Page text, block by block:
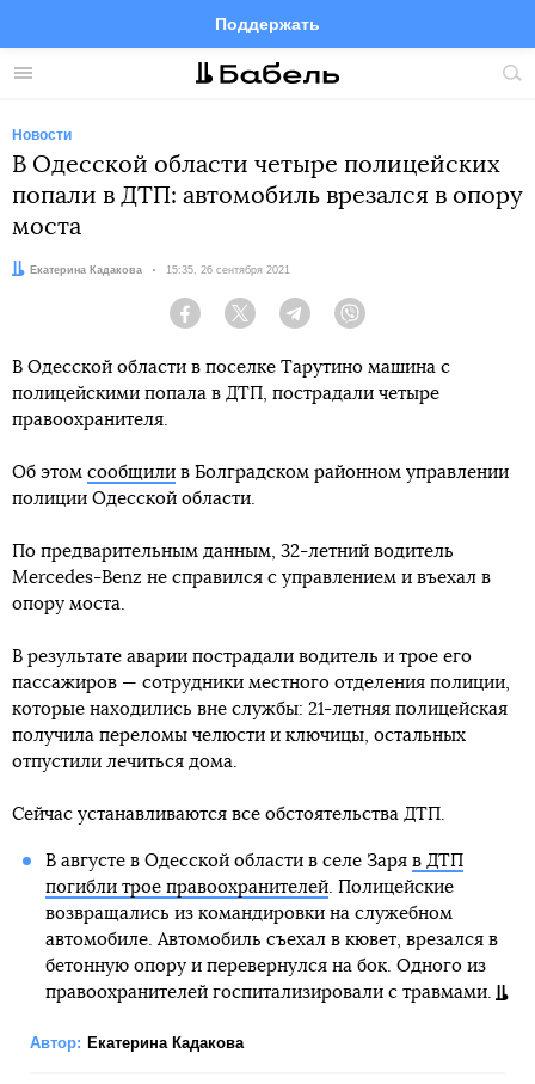
Меню
Поддержать
FacebookTelegramTwitter
Новости
В Одесской области четыре полицейских
попали в ДТП: автомобиль врезался в опору
моста
Автор:Екатерина Кадакова Дата:
15:35, 26 сентября 2021
Facebook Twitter Telegram
В Одесской области в поселке Тарутино машина с
полицейскими попала в ДТП, пострадали четыре
правоохранителя.
Об этом сообщили в Болградском районном управлении
полиции Одесской области.
По предварительным данным, 32-летний водитель
Mercedes-Benz не справился с управлением и въехал в
опору моста.
В результате аварии пострадали водитель и трое его
пассажиров — сотрудники местного отделения полиции,
которые находились вне службы: 21-летняя полицейская
получила переломы челюсти и ключицы, остальных
отпустили лечиться дома.
Сейчас устанавливаются все обстоятельства ДТП.
В августе в Одесской области в селе Заря в ДТП
погибли трое правоохранителей. Полицейские
возвращались из командировки на служебном
автомобиле. Автомобиль съехал в кювет, врезался в
бетонную опору и перевернулся на бок. Одного из
правоохранителей госпитализировали с травмами.
Автор: Екатерина Кадакова